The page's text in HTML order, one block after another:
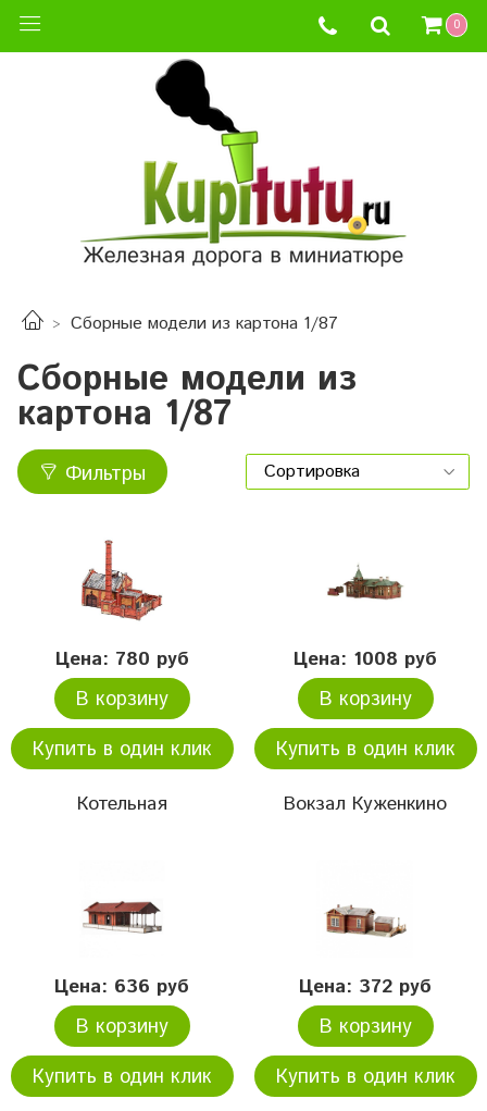
0
Сборные модели из картона 1/87
Сборные модели из
картона 1/87
Фильтры
Цена: 780 руб
В корзину
Купить в один клик
Котельная
Цена: 1008 руб
В корзину
Купить в один клик
Вокзал Куженкино
Цена: 636 руб
В корзину
Купить в один клик
Цена: 372 руб
В корзину
Купить в один клик